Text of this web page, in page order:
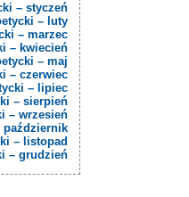
– styczeń
– luty
– marzec
– kwiecień
– maj
– czerwiec
– lipiec
– sierpień
– wrzesień
październik
– listopad
– grudzień